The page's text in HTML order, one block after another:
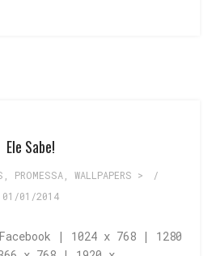
Ele Sabe!
PROMESSA, WALLPAPERS >
/
01/01/2014
| 1024 x 768 | 1280